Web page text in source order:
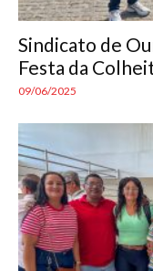
Sindicato de
Festa da
09/06/2025